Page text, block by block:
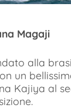
Magaji
alla
un
Kajiya al